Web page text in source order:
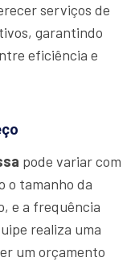
serviços de
garantindo
eficiência e
pode variar com
o tamanho da
e a frequência
realiza uma
um orçamento